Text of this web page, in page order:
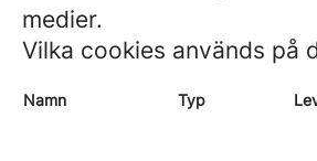
medier.
Vilka cookies används på
Namn Typ